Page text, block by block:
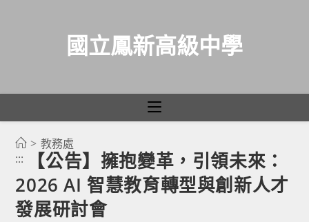
國立鳳新高級中學
> 教務處
:::
【公告】擁抱變革，引領未來：
2026 AI 智慧教育轉型與創新人才
發展研討會